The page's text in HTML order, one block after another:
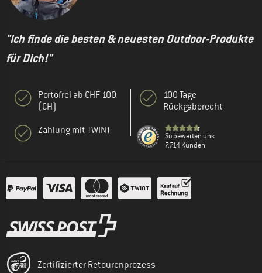
"Ich finde die besten & neuesten Outdoor-Produkte
für Dich!"
Portofrei ab CHF 100
(CH)
Zahlung mit TWINT
100 Tage
Rückgaberecht
So bewerten uns
7.714 Kunden
Zertifizierter Retourenprozess